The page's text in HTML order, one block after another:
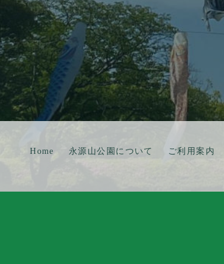
Home 永源山公園について ご利用案内